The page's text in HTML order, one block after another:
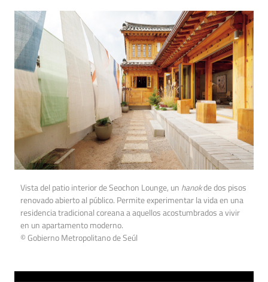
Vista del patio interior de Seochon Lounge, un hanokde dos pisos
renovado abierto al público. Permite experimentar la vida en una
residencia tradicional coreana a aquellos acostumbrados a vivir
en un apartamento moderno.
© Gobierno Metropolitano de Seúl